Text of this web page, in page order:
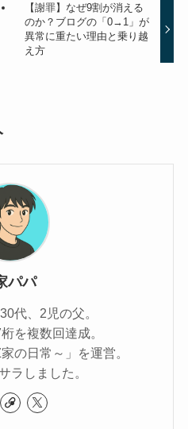
【謝罪】なぜ9割が消える
のか？ブログの「0→1」が
異常に重たい理由と乗り越
え方
パパ
代、2児の父。
を複数回達成。
の日常～」を運営。
ラしました。